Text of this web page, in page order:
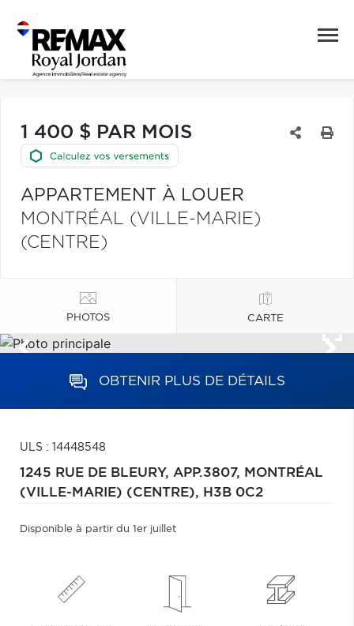
1 400 $ PAR MOIS
APPARTEMENT À LOUER
MONTRÉAL (VILLE-MARIE)
(CENTRE)
PHOTOS CARTE
OBTENIR PLUS DE DÉTAILS
ULS : 14448548
1245 RUE DE BLEURY, APP.3807, MONTRÉAL
(VILLE-MARIE) (CENTRE), H3B 0C2
Disponible à partir du 1er juillet